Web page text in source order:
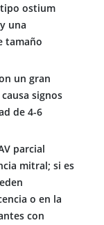
ostium
una
tamaño
un gran
signos
de 4-6
parcial
mitral; si es
o en la
con